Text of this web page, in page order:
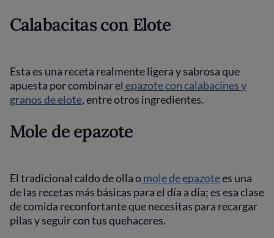
Calabacitas con Elote
Esta es una receta realmente ligera y sabrosa que
apuesta por combinar el epazote con calabacines y
granos de elote, entre otros ingredientes.
Mole de epazote
El tradicional caldo de olla omole de epazotees una
de las recetas más básicas para el día a día; es esa clase
de comida reconfortante que necesitas para recargar
pilas y seguir con tus quehaceres.